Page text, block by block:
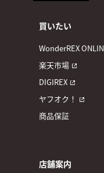
買いたい
WonderREX
楽天市場
DIGIREX
ヤフオク！
商品保証
店舗案内